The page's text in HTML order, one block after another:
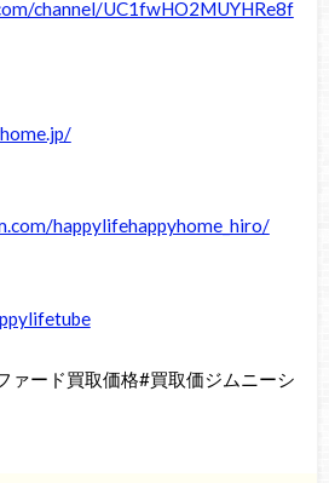
channel/UC1fwHO2MUYHRe8f
happylifehappyhome_hiro/
ァード買取価格#買取価ジムニーシ